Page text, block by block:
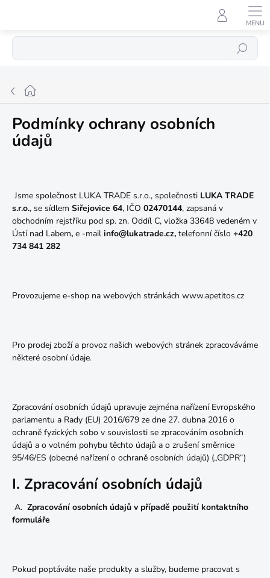
obsah
Hledat
Domů
Podmínky ochrany osobních
údajů
Jsme společnost LUKA TRADE s.r.o., společnosti LUKA TRADE
s.r.o., se sídlem Siřejovice 64, IČO 02470144, zapsaná v
obchodním rejstříku pod sp. zn. Oddíl C, vložka 33648 vedeném v
Ústí nad Labem, e -mail info@lukatrade.cz, telefonní číslo +420
734 841 282
Provozujeme e-shop na webových stránkách www.apetitos.cz
Pro prodej zboží a provoz našich webových stránek zpracováváme
některé osobní údaje.
Zpracování osobních údajů upravuje zejména nařízení Evropského
parlamentu a Rady (EU) 2016/679 ze dne 27. dubna 2016 o
ochraně fyzických sobo v souvislosti se zpracováním osobních
údajů a o volném pohybu těchto údajů a o zrušení směrnice
95/46/ES (obecné nařízení o ochraně osobních údajů) („GDPR“)
I. Zpracování osobních údajů
A. Zpracování osobních údajů v případě použití kontaktního
formuláře
Pokud poptáváte naše produkty a služby, budeme pracovat s